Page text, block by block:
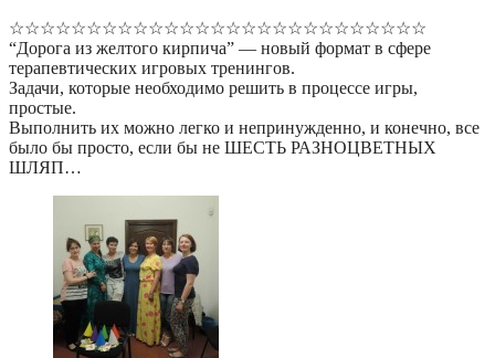
☆☆☆☆☆☆☆☆☆☆☆☆☆☆☆☆☆☆☆☆☆☆☆☆☆☆☆
“Дорога из желтого кирпича” — новый формат в сфере
терапевтических игровых тренингов.
Задачи, которые необходимо решить в процессе игры,
простые.
Выполнить их можно легко и непринужденно, и конечно, все
было бы просто, если бы не ШЕСТЬ РАЗНОЦВЕТНЫХ
ШЛЯП…